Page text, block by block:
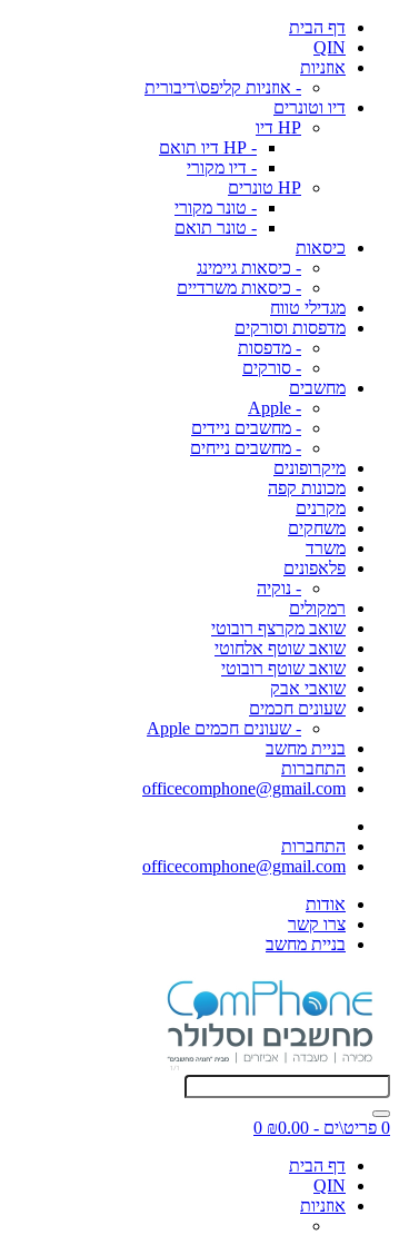
דף הבית
QIN
אוזניות
- אוזניות קליפס\דיבורית
דיו וטונרים
HP דיו
- HP דיו תואם
- דיו מקורי
HP טונרים
- טונר מקורי
- טונר תואם
כיסאות
- כיסאות גיימינג
- כיסאות משרדיים
מגדילי טווח
מדפסות וסורקים
- מדפסות
- סורקים
מחשבים
- Apple
- מחשבים ניידים
- מחשבים נייחים
מיקרופונים
מכונות קפה
מקרנים
משחקים
משרד
פלאפונים
- נוקיה
רמקולים
שואב מקרצף רובוטי
שואב שוטף אלחוטי
שואב שוטף רובוטי
שואבי אבק
שעונים חכמים
- שעונים חכמים Apple
בניית מחשב
התחברות
officecomphone@gmail.com
התחברות
officecomphone@gmail.com
אודות
צרו קשר
בניית מחשב
0 פריט\ים - ₪0.00
0
דף הבית
QIN
אוזניות